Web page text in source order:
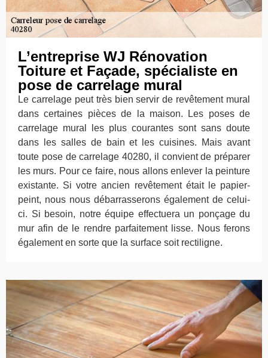
L’entreprise WJ Rénovation
Toiture et Façade, spécialiste en
pose de carrelage mural
Le carrelage peut très bien servir de revêtement mural
dans certaines pièces de la maison. Les poses de
carrelage mural les plus courantes sont sans doute
dans les salles de bain et les cuisines. Mais avant
toute pose de carrelage 40280, il convient de préparer
les murs. Pour ce faire, nous allons enlever la peinture
existante. Si votre ancien revêtement était le papier-
peint, nous nous débarrasserons également de celui-
ci. Si besoin, notre équipe effectuera un ponçage du
mur afin de le rendre parfaitement lisse. Nous ferons
également en sorte que la surface soit rectiligne.